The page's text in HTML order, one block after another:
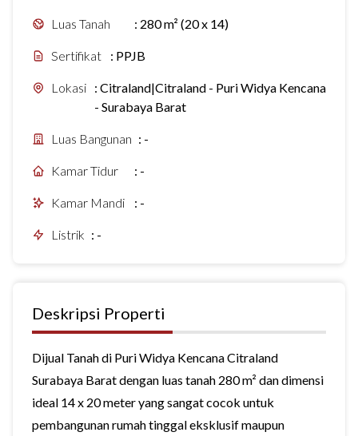
Luas Tanah : 280 m² (20 x 14)
Sertifikat : PPJB
Lokasi : Citraland|Citraland - Puri Widya Kencana
- Surabaya Barat
Luas Bangunan : -
Kamar Tidur : -
Kamar Mandi : -
Listrik : -
Deskripsi Properti
Dijual Tanah di Puri Widya Kencana Citraland
Surabaya Barat dengan luas tanah 280 m² dan dimensi
ideal 14 x 20 meter yang sangat cocok untuk
pembangunan rumah tinggal eksklusif maupun